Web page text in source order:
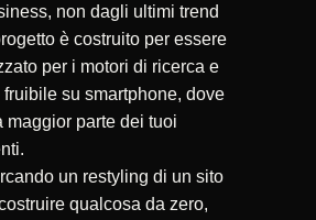
non dagli ultimi trend
è costruito per essere
per i motori di ricerca e
fruibile su smartphone, dove
maggior parte dei tuoi
un restyling di un sito
qualcosa da zero,